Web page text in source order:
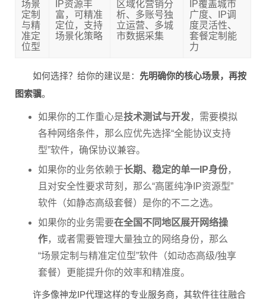
场景
定制
与精
准定
位型
IP资源丰
富，可精准
定位，支持
场景化策略
区域化营销分
析、多账号独
立运营、多城
市数据采集
IP覆盖城市
广度、IP调
度灵活性、
套餐定制能
力
如何选择？给你的建议是： 先明确你的核心场景，再按
图索骥。
如果你的工作重心是技术测试与开发，需要模拟
各种网络条件，那么应优先选择“全能协议支持
型”软件，确保协议兼容。
如果你的业务依赖于长期、稳定的单一IP身份，
且对安全性要求苛刻，那么“高匿纯净IP资源型”
软件（如静态高级套餐）是你的不二之选。
如果你的业务需要在全国不同地区展开网络操
作，或者需要管理大量独立的网络身份，那么
“场景定制与精准定位型”软件（如动态高级/独享
套餐）更能提升你的效率和精准度。
许多像神龙IP代理这样的专业服务商，其软件往往融合